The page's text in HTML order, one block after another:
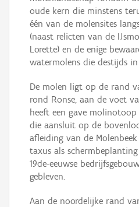
oude kern die minstens
één van de molensites
(naast relicten van de
Lorette) en de enige
watermolens die destijds in
De molen ligt op de rand
rond Ronse, aan de voet
heeft een gave
die aansluit op de
afleiding van de
taxus als
19de-eeuwse
gebleven.
Aan de noordelijke rand